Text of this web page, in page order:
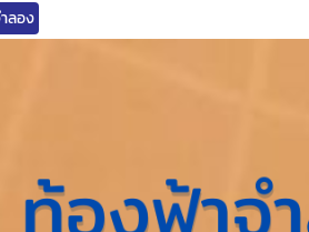
ลอง